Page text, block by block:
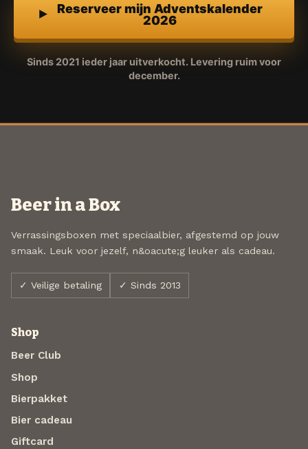
Reserveer mijn Adventskalender
2026
Sinds 2021 ieder jaar uitverkocht. Levering ruim voor
december.
Beer in a Box
Verrassingsboxen met speciaalbier, afgestemd op jouw
smaak. Leuk voor jezelf, n&oacute;g leuker als cadeau.
✓ Veilige betaling ✓ Sinds 2013
Shop
Beer Club
Shop
Bierpakket
Bier cadeau
Giftcard